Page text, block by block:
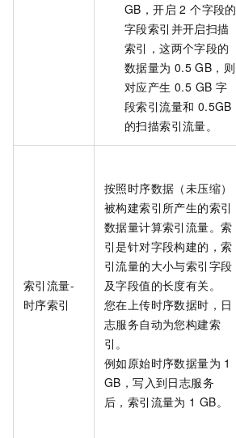
GB，开启 2 个字段的
字段索引并开启扫描
索引，这两个字段的
数据量为 0.5 GB，则
对应产生 0.5 GB 字
段索引流量和 0.5GB
的扫描索引流量。
索引流量-
时序索引
按照时序数据（未压缩）
被构建索引所产生的索引
数据量计算索引流量。索
引是针对字段构建的，索
引流量的大小与索引字段
及字段值的长度有关。
您在上传时序数据时，日
志服务自动为您构建索
引。
例如原始时序数据量为 1
GB，写入到日志服务
后，索引流量为 1 GB。